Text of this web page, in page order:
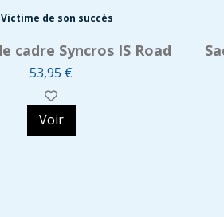
Victime de son succès
cadre Syncros IS Road
53,95 €
Voir